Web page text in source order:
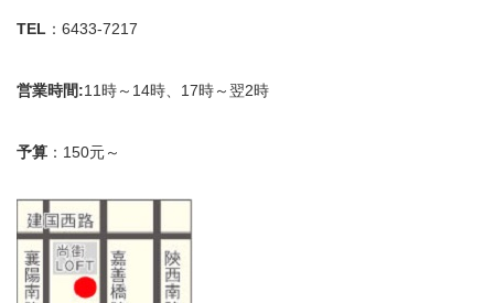
TEL ：6433-7217
営業時間:11時～14時、17時～翌2時
予算 ：150元～